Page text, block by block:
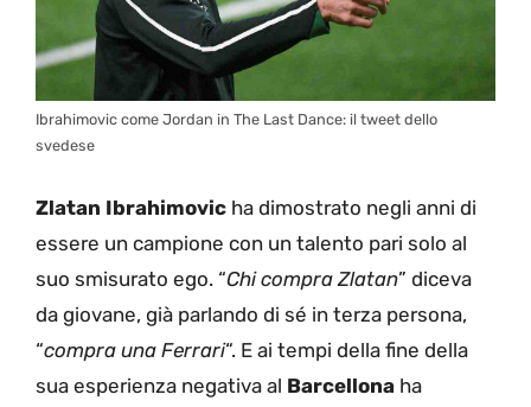
Ibrahimovic come Jordan in The Last Dance: il tweet dello
svedese
Zlatan Ibrahimovic ha dimostrato negli anni di
essere un campione con un talento pari solo al
suo smisurato ego. “Chi compra Zlatan” diceva
da giovane, già parlando di sé in terza persona,
“compra una Ferrari“. E ai tempi della fine della
sua esperienza negativa al Barcellona ha